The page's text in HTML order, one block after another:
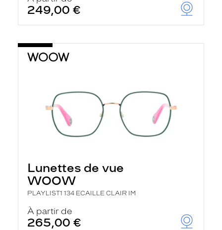
249,00 €
Lunettes de vue
WOOW
PLAYLIST1 134 ECAILLE CLAIR IM
À partir de
265,00 €